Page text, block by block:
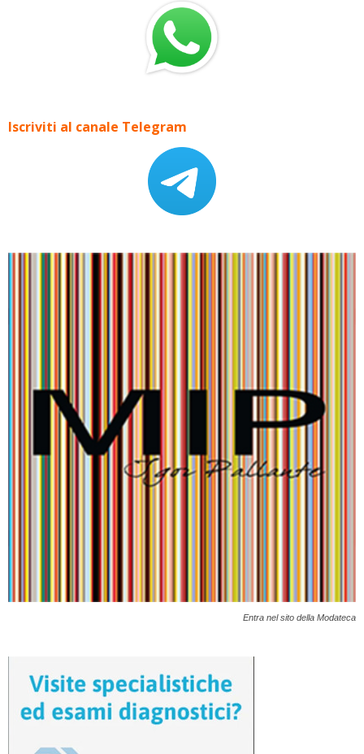
Iscriviti al canale Telegram
Entra nel sito della Modateca